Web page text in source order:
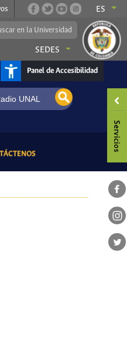
ES
SEDES
Panel de Accesibilidad
(CURRENT)